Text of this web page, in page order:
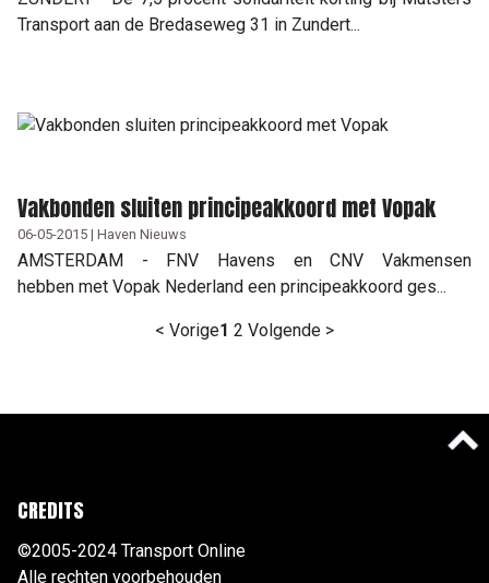
Transport aan de Bredaseweg 31 in Zundert...
Vakbonden sluiten principeakkoord met Vopak
06-05-2015 | Haven Nieuws
AMSTERDAM - FNV Havens en CNV Vakmensen
hebben met Vopak Nederland een principeakkoord ges...
< Vorige1 2 Volgende >
CREDITS
©2005-2024 Transport Online
Alle rechten voorbehouden